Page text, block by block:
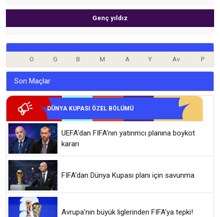
Genç yıldız
O G B M A Y Av P
Son Maçlar
DÜNYA KUPASI ÖZEL BÖLÜMÜ
UEFA'dan FIFA'nın yatırımcı planına boykot
kararı
FIFA'dan Dünya Kupası planı için savunma
Avrupa'nın büyük liglerinden FIFA'ya tepki!